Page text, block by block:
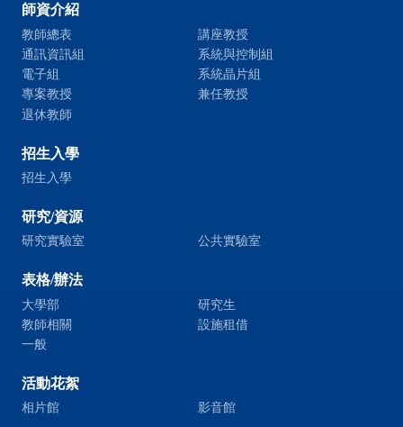
師資介紹
教師總表
講座教授
通訊資訊組
系統與控制組
電子組
系統晶片組
專案教授
兼任教授
退休教師
招生入學
招生入學
研究/資源
研究實驗室 公共實驗室
表格/辦法
大學部
研究生
教師相關
設施租借
一般
活動花絮
相片館 影音館